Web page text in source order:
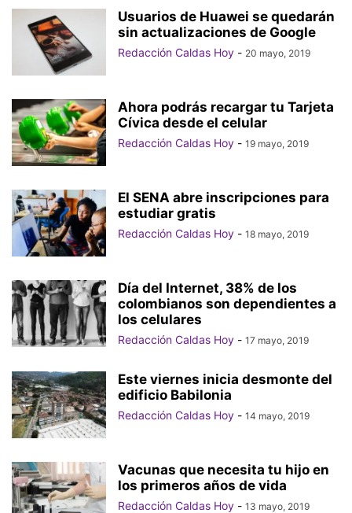
Usuarios de Huawei se quedarán
sin actualizaciones de Google
Redacción Caldas Hoy - 20 mayo, 2019
Ahora podrás recargar tu Tarjeta
Cívica desde el celular
Redacción Caldas Hoy - 19 mayo, 2019
El SENA abre inscripciones para
estudiar gratis
Redacción Caldas Hoy - 18 mayo, 2019
Día del Internet, 38% de los
colombianos son dependientes a
los celulares
Redacción Caldas Hoy - 17 mayo, 2019
Este viernes inicia desmonte del
edificio Babilonia
Redacción Caldas Hoy - 14 mayo, 2019
Vacunas que necesita tu hijo en
los primeros años de vida
Redacción Caldas Hoy - 13 mayo, 2019